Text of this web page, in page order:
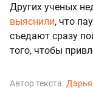
Других ученых
выяснили, что
съедают сразу
того, чтобы
Автор текста: